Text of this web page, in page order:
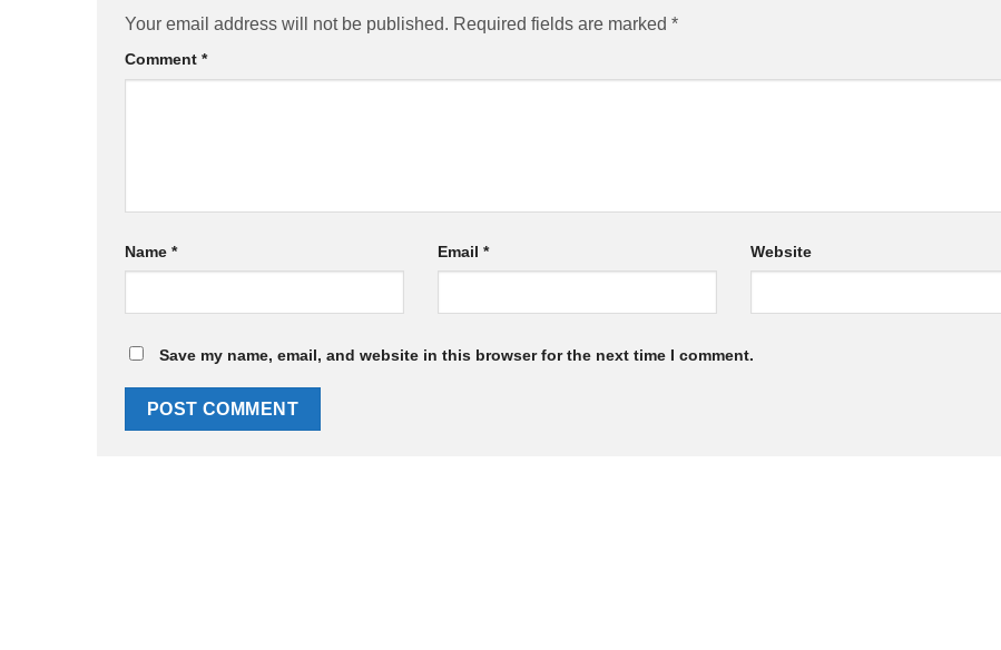
Your email address will not be published. Required fields are marked *
Comment *
Name * Email * Website
Save my name, email, and website in this browser for the next time I comment.